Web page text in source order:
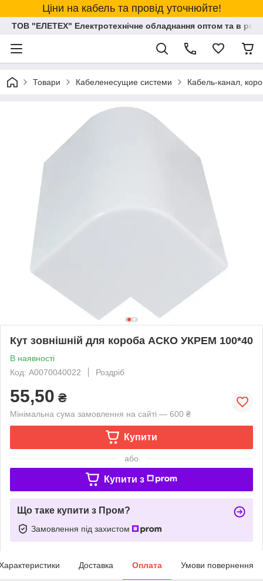
Ціни на кабель та провід уточнюйте!
ТОВ "ЕЛЕТЕХ" Електротехнічне обладнання оптом та в
Товари Кабеленесущие системи Кабель-канал,
Кут зовнішній для короба АСКО УКРЕМ 100*40
В наявності
Код: A0070040022
Роздріб
55,50 ₴
Мінімальна сума замовлення на сайті — 600 ₴
Купити
або
Купити з
Що таке купити з Пром?
Замовлення під захистом
Доставка Оплата Умови повернення